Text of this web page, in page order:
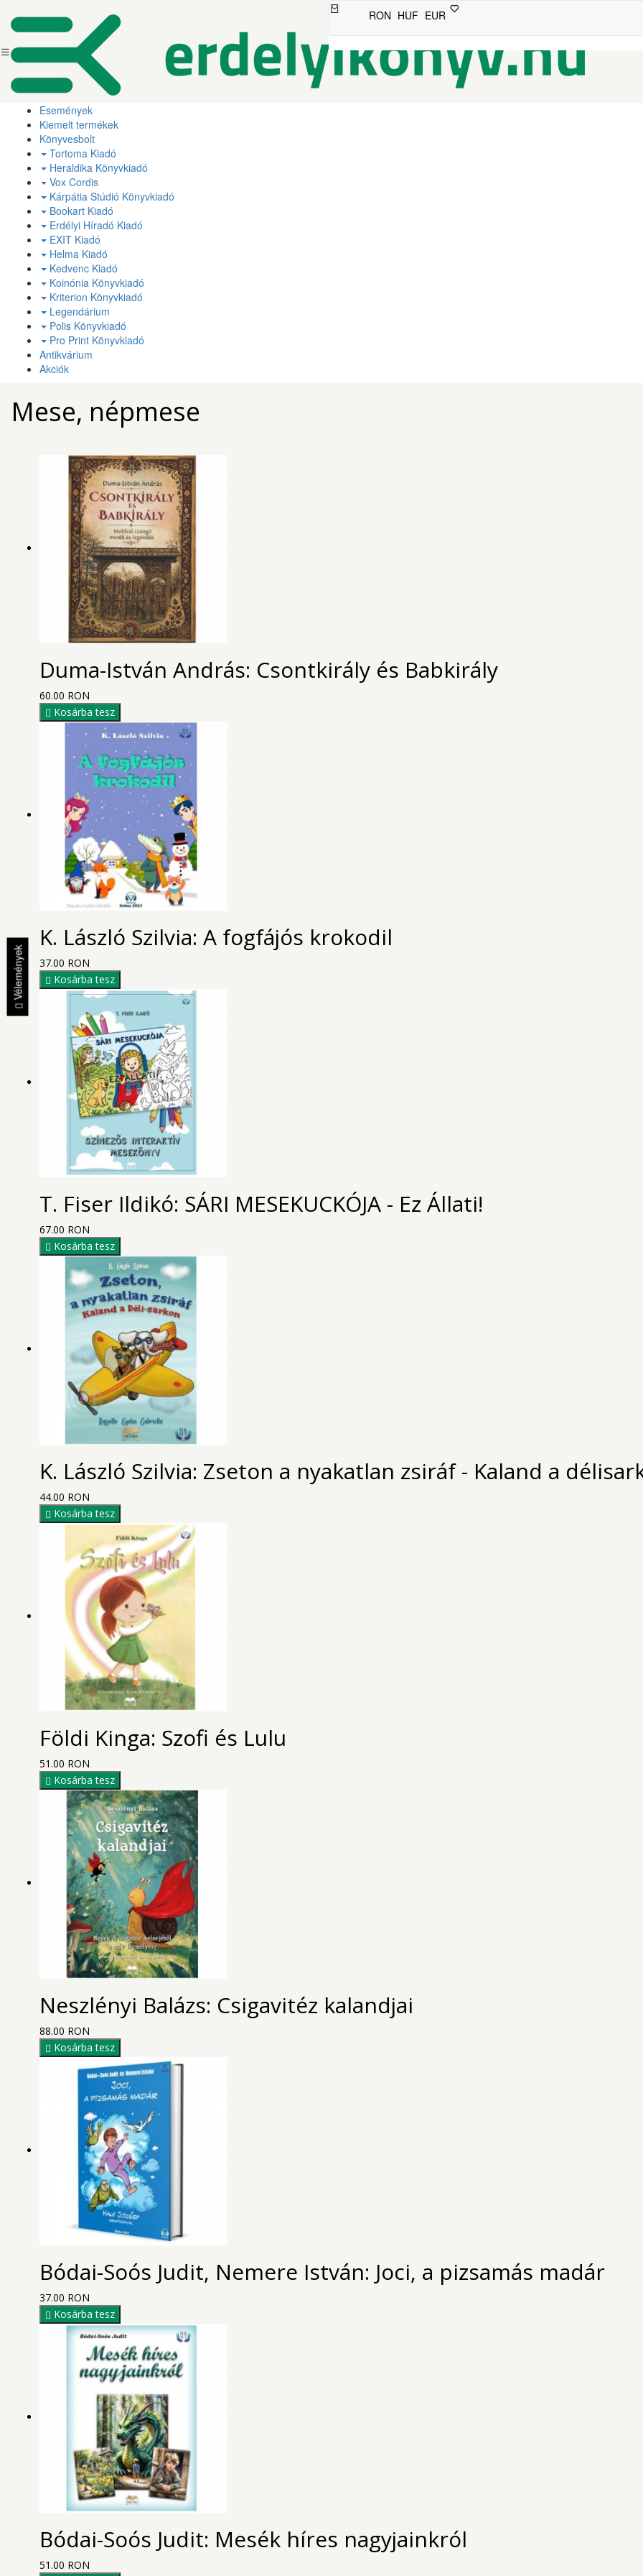
RON HUF EUR
Események
Kiemelt termékek
Könyvesbolt
Tortoma Kiadó
Heraldika Könyvkiadó
Vox Cordis
Kárpátia Stúdió Könyvkiadó
Bookart Kiadó
Erdélyi Híradó Kiadó
EXIT Kiadó
Helma Kiadó
Kedvenc Kiadó
Koinónia Könyvkiadó
Kriterion Könyvkiadó
Legendárium
Polis Könyvkiadó
Pro Print Könyvkiadó
Antikvárium
Akciók
Mese, népmese
Duma-István András: Csontkirály és Babkirály
60.00 RON
Kosárba tesz
K. László Szilvia: A fogfájós krokodil
37.00 RON
Kosárba tesz
T. Fiser Ildikó: SÁRI MESEKUCKÓJA - Ez Állati!
67.00 RON
Kosárba tesz
K. László Szilvia: Zseton a nyakatlan zsiráf - Kaland a
44.00 RON
Kosárba tesz
Földi Kinga: Szofi és Lulu
51.00 RON
Kosárba tesz
Neszlényi Balázs: Csigavitéz kalandjai
88.00 RON
Kosárba tesz
Bódai-Soós Judit, Nemere István: Joci, a pizsamás madár
37.00 RON
Kosárba tesz
Bódai-Soós Judit: Mesék híres nagyjainkról
51.00 RON
Vélemények